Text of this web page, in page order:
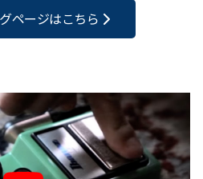
ページはこちら